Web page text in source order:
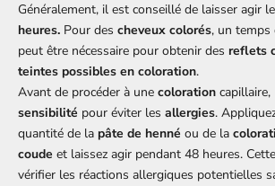
Généralement, il est conseillé de laisser agir le
heures. Pour des cheveux colorés, un temps
peut être nécessaire pour obtenir des reflets
teintes possibles en coloration.
Avant de procéder à une coloration
sensibilité pour éviter les allergies.
quantité de la pâte de henné ou de la
coude et laissez agir pendant 48 heures.
vérifier les réactions allergiques potentielles